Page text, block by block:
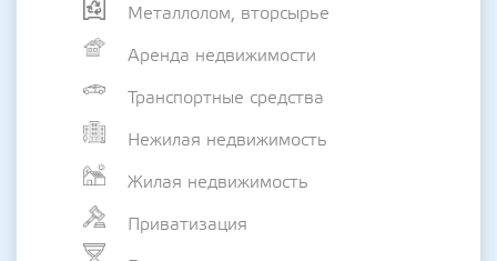
Металлолом, вторсырье
Аренда недвижимости
Транспортные средства
Нежилая недвижимость
Жилая недвижимость
Приватизация